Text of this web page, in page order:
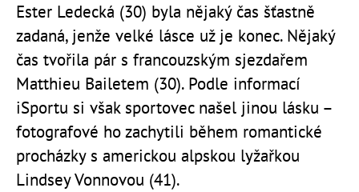
Ester Ledecká (30) byla nějaký čas šťastně
zadaná, jenže velké lásce už je konec. Nějaký
čas tvořila pár s francouzským sjezdařem
Matthieu Bailetem (30). Podle informací
iSportu si však sportovec našel jinou lásku –
fotografové ho zachytili během romantické
procházky s americkou alpskou lyžařkou
Lindsey Vonnovou (41).